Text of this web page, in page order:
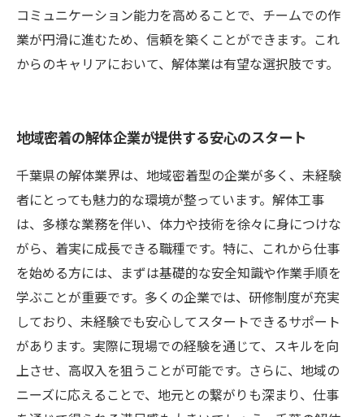
コミュニケーション能力を高めることで、チームでの作
業が円滑に進むため、信頼を築くことができます。これ
からのキャリアにおいて、解体業は有望な選択肢です。
地域密着の解体企業が提供する安心のスタート
千葉県の解体業界は、地域密着型の企業が多く、未経験
者にとっても魅力的な環境が整っています。解体工事
は、多様な業務を伴い、体力や技術を徐々に身につけな
がら、着実に成長できる職種です。特に、これから仕事
を始める方には、まずは基礎的な安全知識や作業手順を
学ぶことが重要です。多くの企業では、研修制度が充実
しており、未経験でも安心してスタートできるサポート
があります。実際に現場での経験を通じて、スキルを向
上させ、高収入を狙うことが可能です。さらに、地域の
ニーズに応えることで、地元との繋がりも深まり、仕事